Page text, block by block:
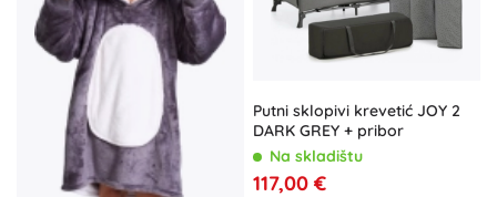
Putni sklopivi krevetić JOY 2
DARK GREY + pribor
Na skladištu
117,00 €